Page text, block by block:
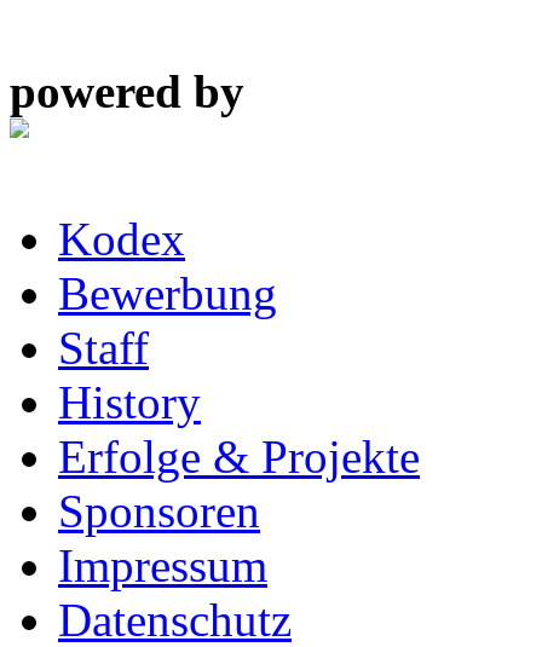
powered by
Kodex
Bewerbung
Staff
History
Erfolge & Projekte
Sponsoren
Impressum
Datenschutz